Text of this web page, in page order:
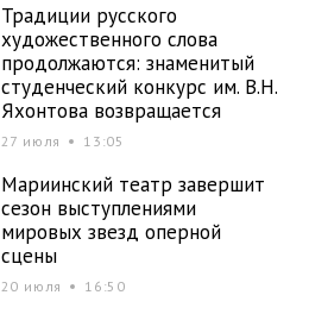
Традиции русского
художественного слова
продолжаются: знаменитый
студенческий конкурс им. В.Н.
Яхонтова возвращается
27 июля 13:05
Мариинский театр завершит
сезон выступлениями
мировых звезд оперной
сцены
20 июля 16:50